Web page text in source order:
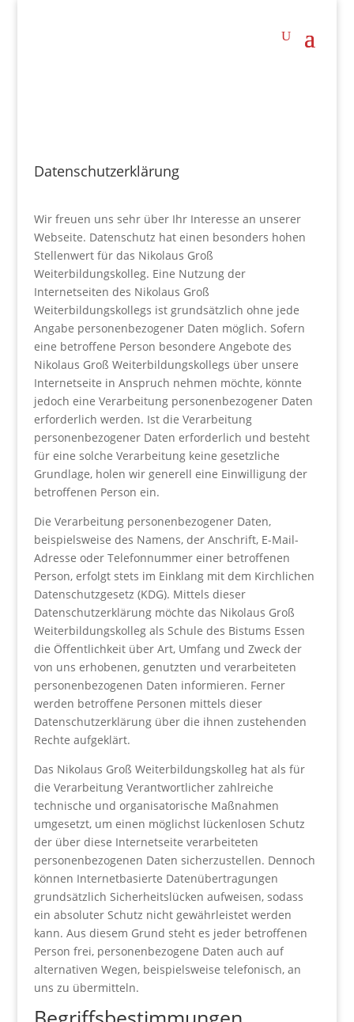
Datenschutzerklärung
Wir freuen uns sehr über Ihr Interesse an unserer
Webseite. Datenschutz hat einen besonders hohen
Stellenwert für das Nikolaus Groß
Weiterbildungskolleg. Eine Nutzung der
Internetseiten des Nikolaus Groß
Weiterbildungskollegs ist grundsätzlich ohne jede
Angabe personenbezogener Daten möglich. Sofern
eine betroffene Person besondere Angebote des
Nikolaus Groß Weiterbildungskollegs über unsere
Internetseite in Anspruch nehmen möchte, könnte
jedoch eine Verarbeitung personenbezogener Daten
erforderlich werden. Ist die Verarbeitung
personenbezogener Daten erforderlich und besteht
für eine solche Verarbeitung keine gesetzliche
Grundlage, holen wir generell eine Einwilligung der
betroffenen Person ein.
Die Verarbeitung personenbezogener Daten,
beispielsweise des Namens, der Anschrift, E-Mail-
Adresse oder Telefonnummer einer betroffenen
Person, erfolgt stets im Einklang mit dem Kirchlichen
Datenschutzgesetz (KDG). Mittels dieser
Datenschutzerklärung möchte das Nikolaus Groß
Weiterbildungskolleg als Schule des Bistums Essen
die Öffentlichkeit über Art, Umfang und Zweck der
von uns erhobenen, genutzten und verarbeiteten
personenbezogenen Daten informieren. Ferner
werden betroffene Personen mittels dieser
Datenschutzerklärung über die ihnen zustehenden
Rechte aufgeklärt.
Das Nikolaus Groß Weiterbildungskolleg hat als für
die Verarbeitung Verantwortlicher zahlreiche
technische und organisatorische Maßnahmen
umgesetzt, um einen möglichst lückenlosen Schutz
der über diese Internetseite verarbeiteten
personenbezogenen Daten sicherzustellen. Dennoch
können Internetbasierte Datenübertragungen
grundsätzlich Sicherheitslücken aufweisen, sodass
ein absoluter Schutz nicht gewährleistet werden
kann. Aus diesem Grund steht es jeder betroffenen
Person frei, personenbezogene Daten auch auf
alternativen Wegen, beispielsweise telefonisch, an
uns zu übermitteln.